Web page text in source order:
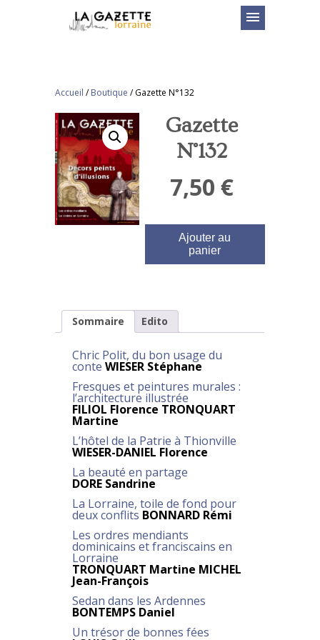
menu
Accueil /Boutique /Gazette N°132
Gazette
N°132
7,50€
Ajouter au
panier
Sommaire Edito
Chric Polit, du bon usage du
conte WIESER Stéphane
Fresques et peintures murales :
l’architecture illustrée
FILIOL Florence TRONQUART
Martine
L’hôtel de la Patrie à Thionville
WIESER-DANIEL Florence
La beauté en partage
DORE Sandrine
La Lorraine, toile de fond pour
deux conflits BONNARD Rémi
Les ordres mendiants
dominicains et franciscains en
Lorraine
TRONQUART Martine MICHEL
Jean-François
Sedan dans les Ardennes
BONTEMPS Daniel
Un trésor de bonnes fées